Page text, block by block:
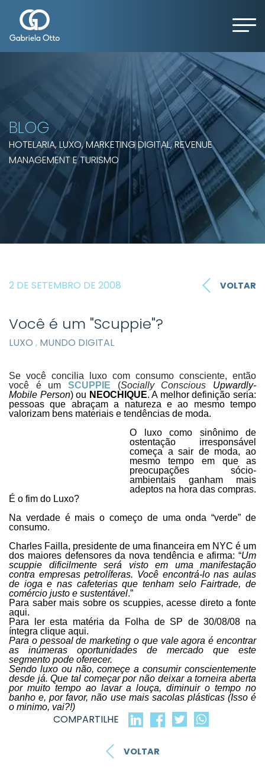
BLOG
HOTELARIA, LUXO, MARKETING DIGITAL, REVENUE
MANAGEMENT E TURISMO
2 DE SETEMBRO DE 2008 VOLTAR
Você é um "Scuppie"?
LUXO , MUNDO DIGITAL
Se você concilia luxo com consumo consciente, então
você é um SCUPPIE (Socially Conscious Upwardly-
Mobile Person) ou NEOCHIQUE. A melhor definição seria:
pessoas que abraçam a natureza e ao mesmo tempo
valorizam bens materiais e tendências de moda.
O luxo como sinônimo de
ostentação irresponsável
começa a sair de moda, ao
mesmo tempo em que as
preocupações sócio-
ambientais ganham mais
adeptos na hora das compras.
É o fim do Luxo?
Na verdade é mais o começo de uma onda “verde” de
consumo.
Charles Failla, presidente de uma financeira em NYC é um
dos maiores defensores da nova tendência e afirma: “Um
scuppie dificilmente será visto em uma manifestação
contra empresas petrolíferas. Você encontrá-lo nas aulas
de ioga e nas cafeterias que tenham selo Fairtrade, de
comércio justo e sustentável.”
Para saber mais sobre os scuppies, acesse direto a fonte
aqui.
Para ler esta matéria da Folha de SP de 30/08/08 na
íntegra clique aqui.
Para o pessoal de marketing o que vale agora é encontrar
as inúmeras oportunidades de mercado que este
segmento pode oferecer.
Sendo luxo ou não, começe a consumir conscientemente
desde já. Que tal começar por não deixar a torneira aberta
por muito tempo ao lavar a louça, diminuir o tempo no
banho e, por favor, não use mais sacolas plásticas (Isso é
o minimo, vai?!)
COMPARTILHE
VOLTAR